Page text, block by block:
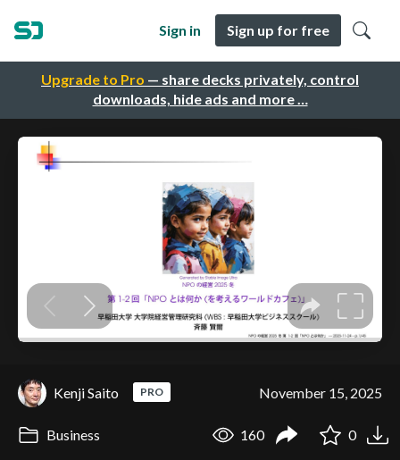
Upgrade to Pro — share decks privately, control
downloads, hide ads and more …
Sign in Sign up for free
Kenji Saito PRO November 15, 2025
Business 160 0